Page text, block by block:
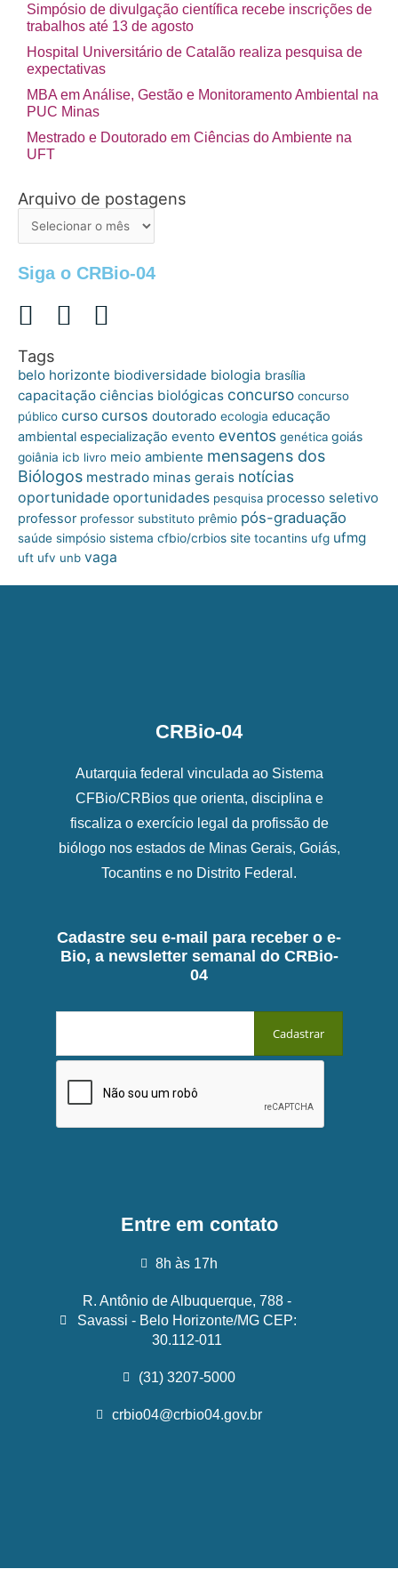
Simpósio de divulgação científica recebe inscrições de
trabalhos até 13 de agosto
Hospital Universitário de Catalão realiza pesquisa de
expectativas
MBA em Análise, Gestão e Monitoramento Ambiental na
PUC Minas
Mestrado e Doutorado em Ciências do Ambiente na
UFT
Arquivo de postagens
Arquivo
Siga o CRBio-04
Tags
belo horizonte biodiversidade biologia brasília
capacitação ciências biológicas concurso concurso
público curso cursos doutorado ecologia educação
ambiental especialização evento eventos genética goiás
goiânia icb livro meio ambiente mensagens dos
Biólogos mestrado minas gerais notícias
oportunidade oportunidades pesquisa processo seletivo
professor professor substituto prêmio pós-graduação
saúde simpósio sistema cfbio/crbios site tocantins ufg ufmg
uft ufv unb vaga
CRBio-04
Autarquia federal vinculada ao Sistema
CFBio/CRBios que orienta, disciplina e
fiscaliza o exercício legal da profissão de
biólogo nos estados de Minas Gerais, Goiás,
Tocantins e no Distrito Federal.
Cadastre seu e-mail para receber o e-
Bio, a newsletter semanal do CRBio-
04
Entre em contato
8h às 17h
R. Antônio de Albuquerque, 788 -
Savassi - Belo Horizonte/MG CEP:
30.112-011
(31) 3207-5000
crbio04@crbio04.gov.br